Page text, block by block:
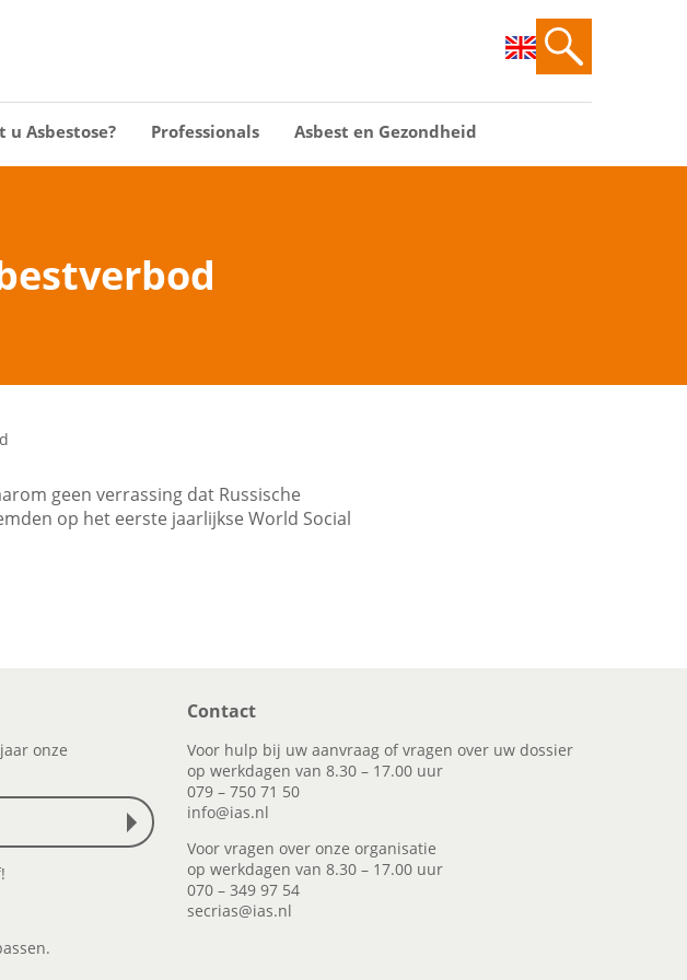
u Asbestose? Professionals Asbest en Gezondheid
geen verrassing dat Russische
op het eerste jaarlijkse World Social
onze
Contact
Voor hulp bij uw aanvraag of vragen over uw dossier
op werkdagen van 8.30 – 17.00 uur
079 – 750 71 50
info@ias.nl
Voor vragen over onze organisatie
op werkdagen van 8.30 – 17.00 uur
070 – 349 97 54
secrias@ias.nl